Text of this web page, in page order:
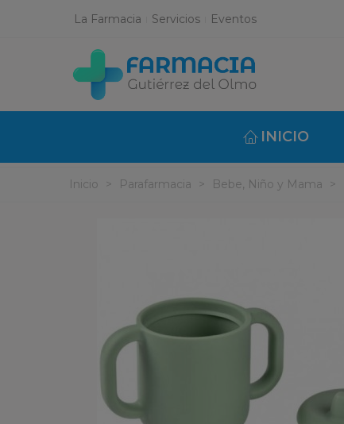
La Farmacia Servicios Eventos
INICIO
Inicio > Parafarmacia > Bebe, Niño y Mama >